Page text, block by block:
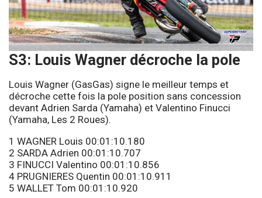
S3: Louis Wagner décroche la pole
Louis Wagner (GasGas) signe le meilleur temps et
décroche cette fois la pole position sans concession
devant Adrien Sarda (Yamaha) et Valentino Finucci
(Yamaha, Les 2 Roues).
1 WAGNER Louis 00:01:10.180
2 SARDA Adrien 00:01:10.707
3 FINUCCI Valentino 00:01:10.856
4 PRUGNIERES Quentin 00:01:10.911
5 WALLET Tom 00:01:10.920